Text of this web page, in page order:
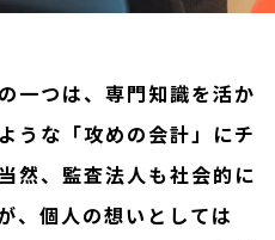
一つは、専門知識を活か
うな「攻めの会計」にチ
然、監査法人も社会的に
、個人の想いとしては